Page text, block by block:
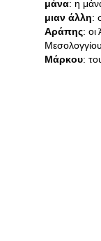
μάνα: η
μιαν άλλη:
Αράπης:
Μάρκου: